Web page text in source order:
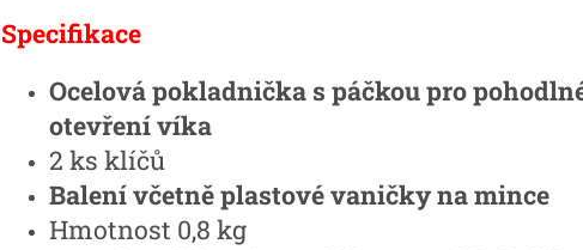
Specifikace
Ocelová pokladnička s páčkou pro
otevření víka
2 ks klíčů
Balení včetně plastové vaničky na mince
Hmotnost 0,8 kg